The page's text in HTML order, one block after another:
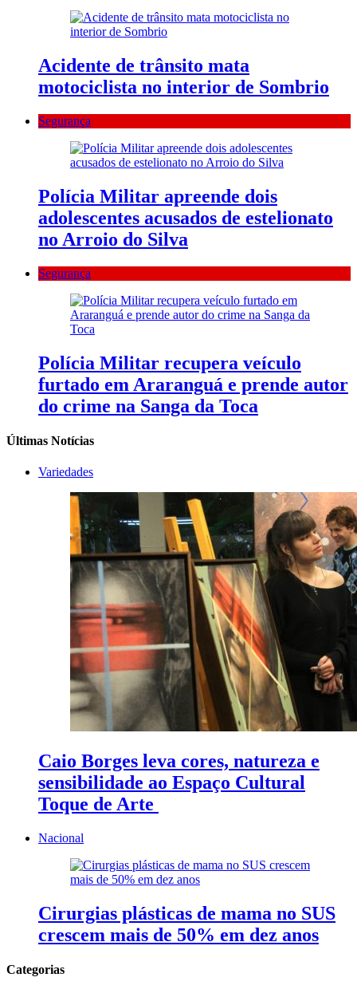
Acidente de trânsito mata
motociclista no interior de Sombrio
Segurança
Polícia Militar apreende dois
adolescentes acusados de estelionato
no Arroio do Silva
Segurança
Polícia Militar recupera veículo
furtado em Araranguá e prende autor
do crime na Sanga da Toca
Últimas Notícias
Variedades
Caio Borges leva cores, natureza e
sensibilidade ao Espaço Cultural
Toque de Arte
Nacional
Cirurgias plásticas de mama no SUS
crescem mais de 50% em dez anos
Categorias